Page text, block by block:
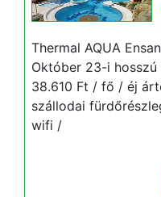
Thermal AQUA
Október 23-i
38.610 Ft / fő / éj
szállodai
wifi /